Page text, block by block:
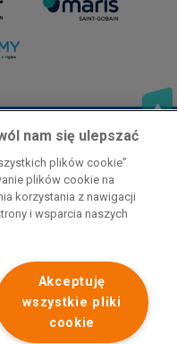
z nami
nam się ulepszać
plików cookie”
plików cookie na
korzystania z nawigacji
i wsparcia naszych
Akceptuję
wszystkie pliki
cookie